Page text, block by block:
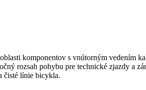
komponentov s vnútorným vedením
rozsah pohybu pre technické zjazdy a
čisté línie bicykla.